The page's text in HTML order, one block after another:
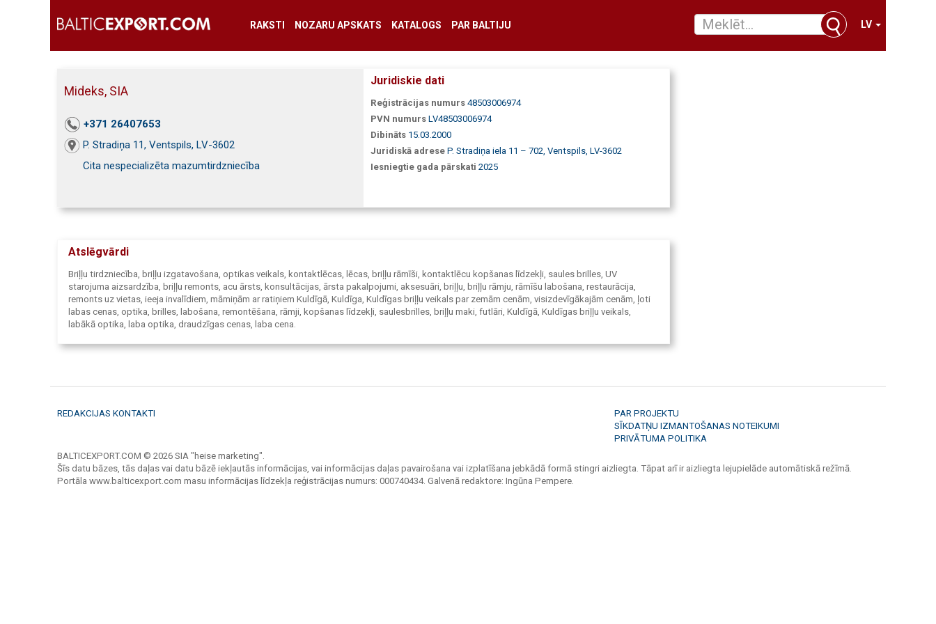
RAKSTI NOZARU APSKATS KATALOGS PAR BALTIJU LV
Mideks, SIA
+371 26407653
P. Stradiņa 11, Ventspils, LV-3602
Cita nespecializēta mazumtirdzniecība
Juridiskie dati
Reģistrācijas numurs 48503006974
PVN numurs LV48503006974
Dibināts 15.03.2000
Juridiskā adrese P. Stradiņa iela 11 – 702, Ventspils, LV-3602
Iesniegtie gada pārskati 2025
Atslēgvārdi
Briļļu tirdzniecība, briļļu izgatavošana, optikas veikals, kontaktlēcas, lēcas, briļļu rāmīši, kontaktlēcu kopšanas līdzekļi, saules brilles, UV
starojuma aizsardzība, briļļu remonts, acu ārsts, konsultācijas, ārsta pakalpojumi, aksesuāri, briļļu, briļļu rāmju, rāmīšu labošana, restaurācija,
remonts uz vietas, ieeja invalīdiem, māmiņām ar ratiņiem Kuldīgā, Kuldīga, Kuldīgas briļļu veikals par zemām cenām, visizdevīgākajām cenām, ļoti
labas cenas, optika, brilles, labošana, remontēšana, rāmji, kopšanas līdzekļi, saulesbrilles, briļļu maki, futlāri, Kuldīgā, Kuldīgas briļļu veikals,
labākā optika, laba optika, draudzīgas cenas, laba cena.
REDAKCIJAS KONTAKTI
PAR PROJEKTU
SĪKDATŅU IZMANTOŠANAS NOTEIKUMI
PRIVĀTUMA POLITIKA
BALTICEXPORT.COM © 2026 SIA "heise marketing".
Šīs datu bāzes, tās daļas vai datu bāzē iekļautās informācijas, vai informācijas daļas pavairošana vai izplatīšana jebkādā formā stingri aizliegta. Tāpat arī ir aizliegta lejupielāde automātiskā režīmā.
Portāla www.balticexport.com masu informācijas līdzekļa reģistrācijas numurs: 000740434. Galvenā redaktore: Ingūna Pempere.